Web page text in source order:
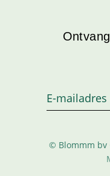
© Blommm bv